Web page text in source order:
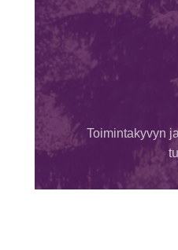
Toimintakyvyn